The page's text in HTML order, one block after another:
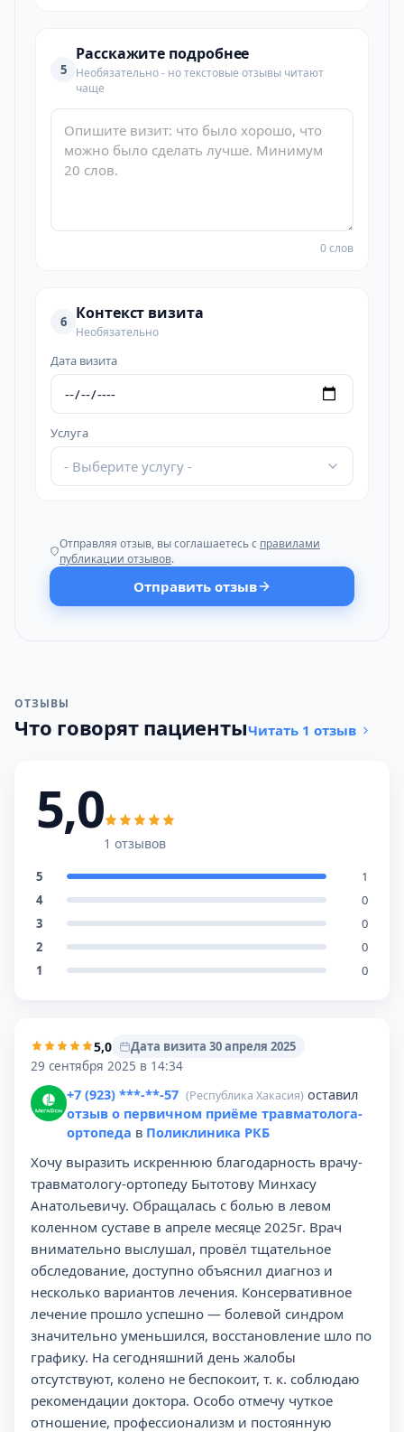
5
Расскажите подробнее
Необязательно - но текстовые отзывы читают
чаще
0 слов
6 Контекст визита
Необязательно
Дата визита
Услуга
- Выберите услугу -
Отправляя отзыв, вы соглашаетесь с правилами
публикации отзывов.
Отправить отзыв
ОТЗЫВЫ
Что говорят пациентыЧитать 1 отзыв
5,0
1 отзывов
5
1
4
0
3
0
2
0
1
0
5,0
Дата визита 30 апреля 2025
29 сентября 2025 в 14:34
+7 (923) ***-**-57 (Республика Хакасия) оставил
отзыв о первичном приёме травматолога-
ортопеда в Поликлиника РКБ
Хочу выразить искреннюю благодарность врачу-
травматологу-ортопеду Бытотову Минхасу
Анатольевичу. Обращалась с болью в левом
коленном суставе в апреле месяце 2025г. Врач
внимательно выслушал, провёл тщательное
обследование, доступно объяснил диагноз и
несколько вариантов лечения. Консервативное
лечение прошло успешно — болевой синдром
значительно уменьшился, восстановление шло по
графику. На сегодняшний день жалобы
отсутствуют, колено не беспокоит, т. к. соблюдаю
рекомендации доктора. Особо отмечу чуткое
отношение, профессионализм и постоянную